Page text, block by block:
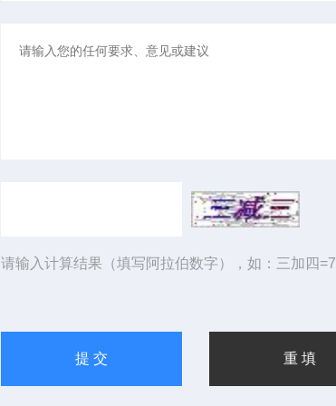
请输入计算结果（填写阿拉伯数字），如：三加四=7